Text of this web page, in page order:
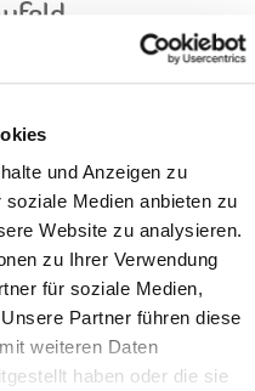
und Anzeigen zu
Medien anbieten zu
Website zu analysieren.
zu Ihrer Verwendung
für soziale Medien,
Partner führen diese
weiteren Daten
haben oder die sie
und kostengerecht wurden